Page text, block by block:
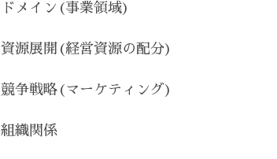
ドメイン(事業領域)
資源展開(経営資源の配分)
競争戦略(マーケティング)
組織関係